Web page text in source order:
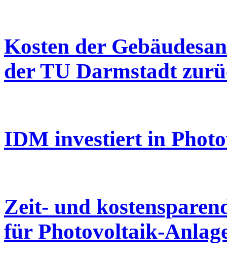
Kosten der
der TU Darmstadt
IDM investiert in
Zeit- und
für Photovoltaik-